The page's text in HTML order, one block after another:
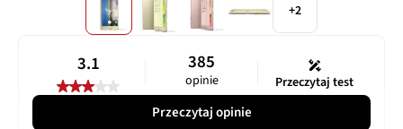
+2
3.1 385
opinie Przeczytaj test
Przeczytaj opinie